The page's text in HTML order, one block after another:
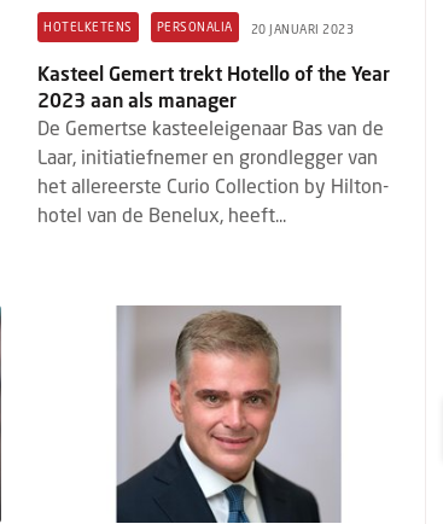
HOTELKETENS PERSONALIA 20 JANUARI 2023
Kasteel Gemert trekt Hotello of the Year
2023 aan als manager
De Gemertse kasteeleigenaar Bas van de
Laar, initiatiefnemer en grondlegger van
het allereerste Curio Collection by Hilton-
hotel van de Benelux, heeft...